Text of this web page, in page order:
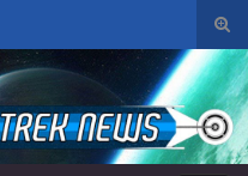
il
di